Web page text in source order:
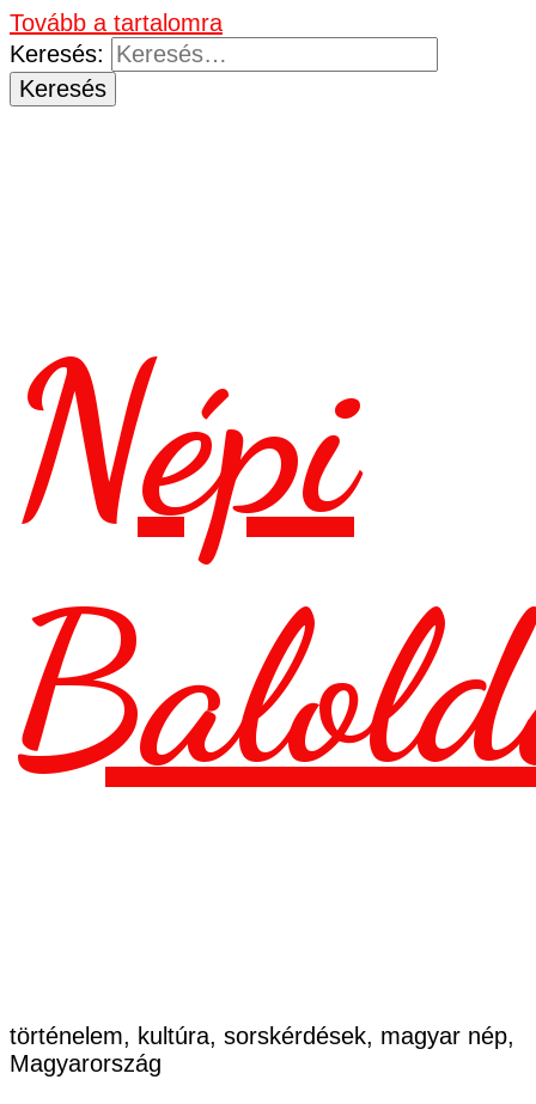
Tovább a tartalomra
Keresés:
Népi
történelem, kultúra, sorskérdések, magyar nép,
Magyarország